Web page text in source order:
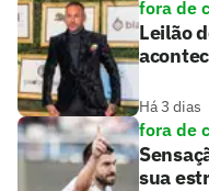
fora de
Leilão
Há 3 dias
fora de
sua